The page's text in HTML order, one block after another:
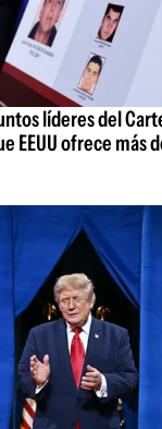
líderes del
EEUU ofrece más